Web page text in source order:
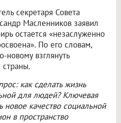
секретаря Совета
Масленников заявил
остается «незаслуженно
По его словам,
новому взглянуть
страны.
как сделать жизнь
для людей? Ключевая
качество социальной
в пространство